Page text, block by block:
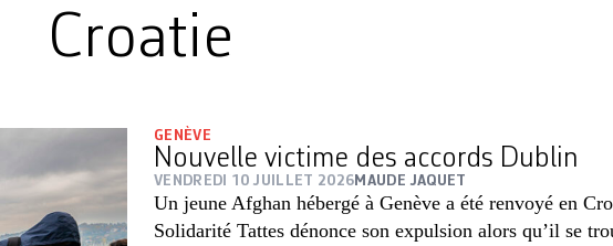
Croatie
GENÈVE
Nouvelle victime des accords Dublin
VENDREDI 10 JUILLET 2026 MAUDE JAQUET
Un jeune Afghan hébergé à Genève a été renvoyé en
Solidarité Tattes dénonce son expulsion alors qu’il se